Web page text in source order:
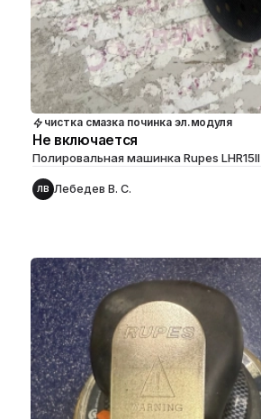
чистка смазка починка эл.модуля
Не включается
Полировальная машинка Rupes LHR15II
ЛВ Лебедев В. С.